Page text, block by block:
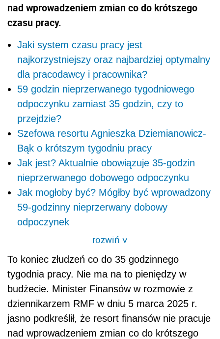
nad wprowadzeniem zmian co do krótszego
czasu pracy.
Jaki system czasu pracy jest
najkorzystniejszy oraz najbardziej optymalny
dla pracodawcy i pracownika?
59 godzin nieprzerwanego tygodniowego
odpoczynku zamiast 35 godzin, czy to
przejdzie?
Szefowa resortu Agnieszka Dziemianowicz-
Bąk o krótszym tygodniu pracy
Jak jest? Aktualnie obowiązuje 35-godzin
nieprzerwanego dobowego odpoczynku
Jak mogłoby być? Mógłby być wprowadzony
59-godzinny nieprzerwany dobowy
odpoczynek
rozwiń>
To koniec złudzeń co do 35 godzinnego
tygodnia pracy. Nie ma na to pieniędzy w
budżecie. Minister Finansów w rozmowie z
dziennikarzem RMF w dniu 5 marca 2025 r.
jasno podkreślił, że resort finansów nie pracuje
nad wprowadzeniem zmian co do krótszego